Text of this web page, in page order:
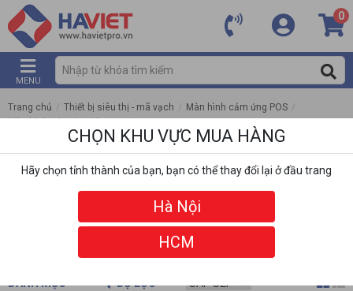
0
MENU
Trang chủ / Thiết bị siêu thị - mã vạch / Màn hình cảm ứng POS /
Màn hình cảm ứng Viewsonic
DANH MỤC BỘ LỌC
CHỌN KHU VỰC MUA HÀNG
Hãy chọn tỉnh thành của bạn, bạn có thể thay đổi lại ở đầu trang
Hà Nội
HCM